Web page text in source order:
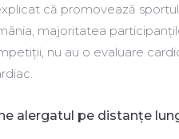
că promovează
majoritatea
nu au o evaluare
alergatul pe distanțe